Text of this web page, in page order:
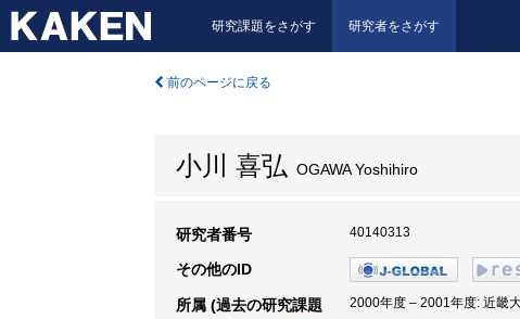
研究課題をさがす 研究者をさがす
前のページに戻る
小川 喜弘 OGAWA Yoshihiro
研究者番号 40140313
その他のID
所属 (過去の研究課題
2000年度 – 2001年度: 近畿